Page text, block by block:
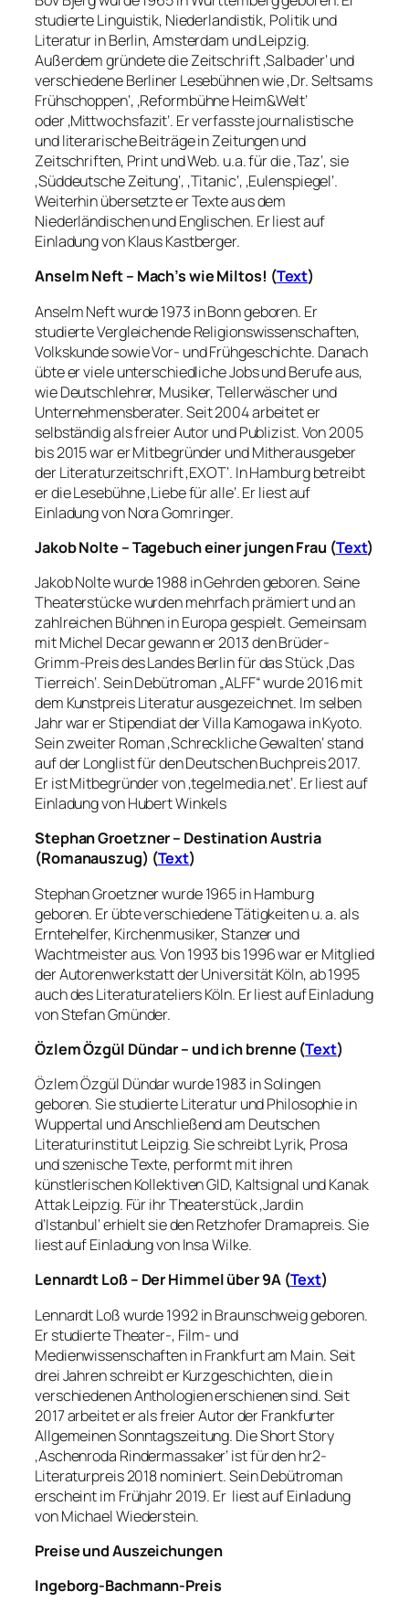
studierte Linguistik, Niederlandistik, Politik und
Literatur in Berlin, Amsterdam und Leipzig.
Außerdem gründete die Zeitschrift ‚Salbader‘ und
verschiedene Berliner Lesebühnen wie ‚Dr. Seltsams
Frühschoppen‘, ‚Reformbühne Heim&Welt‘
oder‚Mittwochsfazit‘. Er verfasste journalistische
und literarische Beiträge in Zeitungen und
Zeitschriften, Print und Web. u.a. für die ‚Taz‘, sie
‚Süddeutsche Zeitung‘, ‚Titanic‘, ‚Eulenspiegel‘.
Weiterhin übersetzte er Texte aus dem
Niederländischen und Englischen. Er liest auf
Einladung von Klaus Kastberger.
Anselm Neft – Mach’s wie Miltos! (Text)
Anselm Neft wurde 1973 in Bonn geboren. Er
studierte Vergleichende Religionswissenschaften,
Volkskunde sowie Vor- und Frühgeschichte. Danach
übte er viele unterschiedliche Jobs und Berufe aus,
wie Deutschlehrer, Musiker, Tellerwäscher und
Unternehmensberater. Seit 2004 arbeitet er
selbständig als freier Autor und Publizist. Von 2005
bis 2015 war er Mitbegründer und Mitherausgeber
der Literaturzeitschrift ‚EXOT‘. In Hamburg betreibt
er die Lesebühne ‚Liebe für alle‘. Er liest auf
Einladung von Nora Gomringer.
Jakob Nolte – Tagebuch einer jungen Frau (Text)
Jakob Nolte wurde 1988 in Gehrden geboren. Seine
Theaterstücke wurden mehrfach prämiert und an
zahlreichen Bühnen in Europa gespielt. Gemeinsam
mit Michel Decar gewann er 2013 den Brüder-
Grimm-Preis des Landes Berlin für das Stück ‚Das
Tierreich‘. Sein Debütroman „ALFF“ wurde 2016 mit
dem Kunstpreis Literatur ausgezeichnet. Im selben
Jahr war er Stipendiat der Villa Kamogawa in Kyoto.
Sein zweiter Roman ‚Schreckliche Gewalten‘ stand
auf der Longlist für den Deutschen Buchpreis 2017.
Er ist Mitbegründer von ‚tegelmedia.net‘. Er liest auf
Einladung von Hubert Winkels
Stephan Groetzner – Destination Austria
(Romanauszug) (Text)
Stephan Groetzner wurde 1965 in Hamburg
geboren. Er übte verschiedene Tätigkeiten u. a. als
Erntehelfer, Kirchenmusiker, Stanzer und
Wachtmeister aus. Von 1993 bis 1996 war er Mitglied
der Autorenwerkstatt der Universität Köln, ab 1995
auch des Literaturateliers Köln. Er liest auf Einladung
von Stefan Gmünder.
Özlem Özgül Dündar – und ich brenne (Text)
Özlem Özgül Dündar wurde 1983 in Solingen
geboren. Sie studierte Literatur und Philosophie in
Wuppertal und Anschließend am Deutschen
Literaturinstitut Leipzig. Sie schreibt Lyrik, Prosa
und szenische Texte, performt mit ihren
künstlerischen Kollektiven GID, Kaltsignal und Kanak
Attak Leipzig. Für ihr Theaterstück ‚Jardin
d’Istanbul‘ erhielt sie den Retzhofer Dramapreis. Sie
liest auf Einladung von Insa Wilke.
Lennardt Loß – Der Himmel über 9A (Text)
Lennardt Loß wurde 1992 in Braunschweig geboren.
Er studierte Theater-, Film- und
Medienwissenschaften in Frankfurt am Main. Seit
drei Jahren schreibt er Kurzgeschichten, die in
verschiedenen Anthologien erschienen sind. Seit
2017 arbeitet er als freier Autor der Frankfurter
Allgemeinen Sonntagszeitung. Die Short Story
‚Aschenroda Rindermassaker‘ ist für den hr2-
Literaturpreis 2018 nominiert. Sein Debütroman
erscheint im Frühjahr 2019. Er liest auf Einladung
von Michael Wiederstein.
Preise und Auszeichungen
Ingeborg-Bachmann-Preis